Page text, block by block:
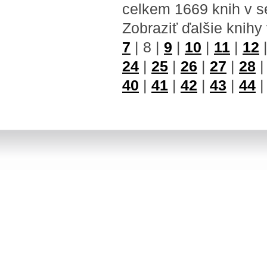
celkem 1669 knih v
Zobraziť ďalšie
7 | 8 | 9 | 10 | 11 | 12
24 | 25 | 26 | 27 | 28
40 | 41 | 42 | 43 | 44